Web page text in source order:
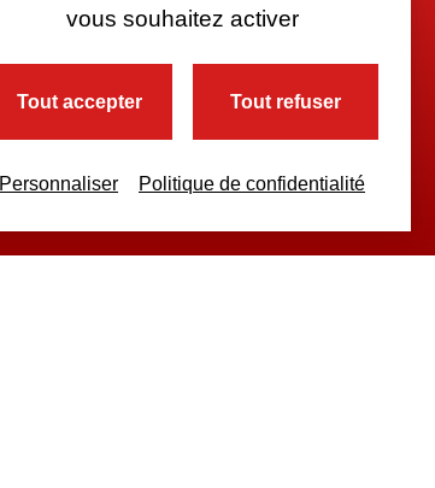
vous souhaitez activer
Tout accepter Tout refuser
Personnaliser Politique de confidentialité